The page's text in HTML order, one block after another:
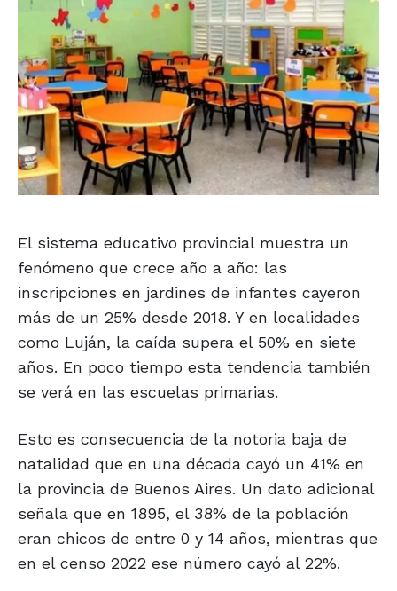
El sistema educativo provincial muestra un
fenómeno que crece año a año: las
inscripciones en jardines de infantes cayeron
más de un 25% desde 2018. Y en localidades
como Luján, la caída supera el 50% en siete
años. En poco tiempo esta tendencia también
se verá en las escuelas primarias.
Esto es consecuencia de la notoria baja de
natalidad que en una década cayó un 41% en
la provincia de Buenos Aires. Un dato adicional
señala que en 1895, el 38% de la población
eran chicos de entre 0 y 14 años, mientras que
en el censo 2022 ese número cayó al 22%.